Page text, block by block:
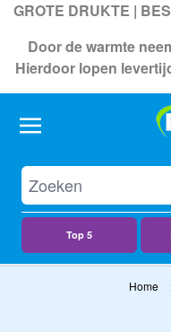
GROTE DRUKTE |
Door de warmte
Hierdoor lopen
Top 5
Home